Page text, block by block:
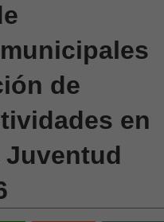
de
en
Juventud